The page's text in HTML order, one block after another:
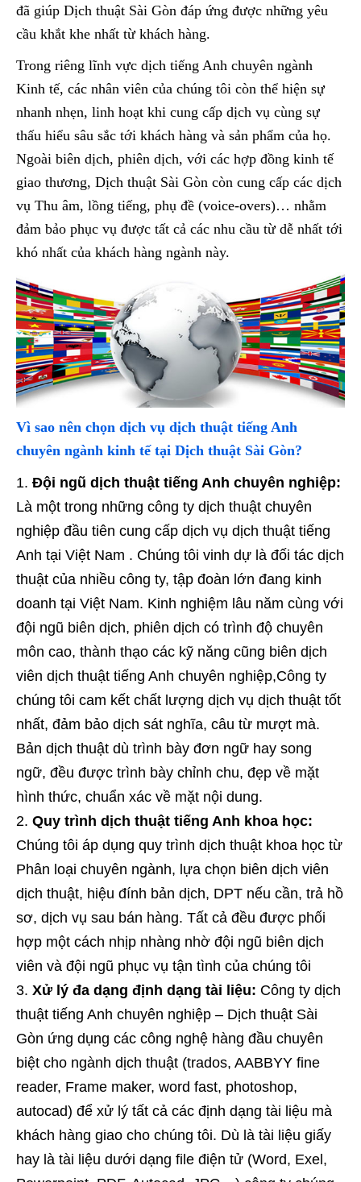
đã giúp Dịch thuật Sài Gòn đáp ứng được những yêu
cầu khắt khe nhất từ khách hàng.
Trong riêng lĩnh vực dịch tiếng Anh chuyên ngành
Kinh tế, các nhân viên của chúng tôi còn thể hiện sự
nhanh nhẹn, linh hoạt khi cung cấp dịch vụ cùng sự
thấu hiểu sâu sắc tới khách hàng và sản phẩm của họ.
Ngoài biên dịch, phiên dịch, với các hợp đồng kinh tế
giao thương, Dịch thuật Sài Gòn còn cung cấp các dịch
vụ Thu âm, lồng tiếng, phụ đề (voice-overs)… nhằm
đảm bảo phục vụ được tất cả các nhu cầu từ dễ nhất tới
khó nhất của khách hàng ngành này.
Vì sao nên chọn dịch vụ dịch thuật tiếng Anh
chuyên ngành kinh tế tại Dịch thuật Sài Gòn?
Đội ngũ dịch thuật tiếng Anh chuyên nghiệp:
Là một trong những công ty dịch thuật chuyên
nghiệp đầu tiên cung cấp dịch vụ dịch thuật tiếng
Anh tại Việt Nam . Chúng tôi vinh dự là đối tác dịch
thuật của nhiều công ty, tập đoàn lớn đang kinh
doanh tại Việt Nam. Kinh nghiệm lâu năm cùng với
đội ngũ biên dịch, phiên dịch có trình độ chuyên
môn cao, thành thạo các kỹ năng cũng biên dịch
viên dịch thuật tiếng Anh chuyên nghiệp,Công ty
chúng tôi cam kết chất lượng dịch vụ dịch thuật tốt
nhất, đảm bảo dịch sát nghĩa, câu từ mượt mà.
Bản dịch thuật dù trình bày đơn ngữ hay song
ngữ, đều được trình bày chỉnh chu, đẹp về mặt
hình thức, chuẩn xác về mặt nội dung.
Quy trình dịch thuật tiếng Anh khoa học:
Chúng tôi áp dụng quy trình dịch thuật khoa học từ
Phân loại chuyên ngành, lựa chọn biên dịch viên
dịch thuật, hiệu đính bản dịch, DPT nếu cần, trả hồ
sơ, dịch vụ sau bán hàng. Tất cả đều được phối
hợp một cách nhịp nhàng nhờ đội ngũ biên dịch
viên và đội ngũ phục vụ tận tình của chúng tôi
Xử lý đa dạng định dạng tài liệu: Công ty dịch
thuật tiếng Anh chuyên nghiệp – Dịch thuật Sài
Gòn ứng dụng các công nghệ hàng đầu chuyên
biệt cho ngành dịch thuật (trados, AABBYY fine
reader, Frame maker, word fast, photoshop,
autocad) để xử lý tất cả các định dạng tài liệu mà
khách hàng giao cho chúng tôi. Dù là tài liệu giấy
hay là tài liệu dưới dạng file điện tử (Word, Exel,